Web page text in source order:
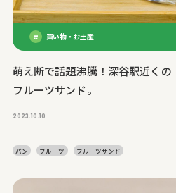
買い物・お土産
萌え断で話題沸騰！深谷駅近く
フルーツサンド。
2023.10.10
パン フルーツ フルーツサンド